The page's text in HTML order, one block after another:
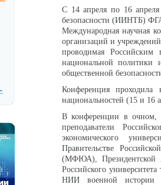
С 14 апреля по 16
безопасности (ИИНТБ)
Международная научная
организаций и
проводимая Российским
национальной политики
общественной
Конференция
национальностей (15 и 16
В конференции в очном,
преподаватели
экономического
Правительстве
(МФЮА), Президентской
Российского
НИИ военной истории